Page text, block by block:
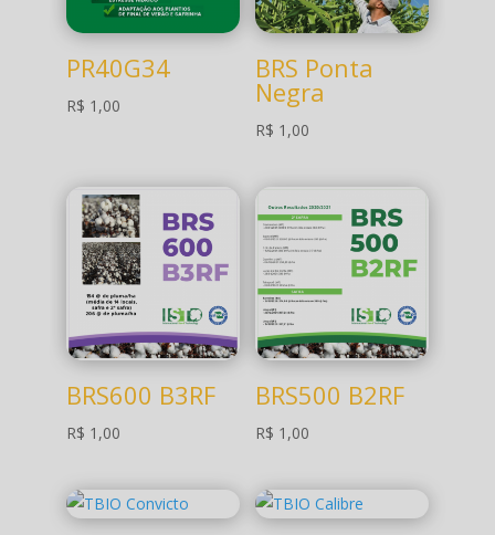
PR40G34
R$ 1,00
BRS Ponta
Negra
R$ 1,00
BRS600 B3RF
R$ 1,00
BRS500 B2RF
R$ 1,00